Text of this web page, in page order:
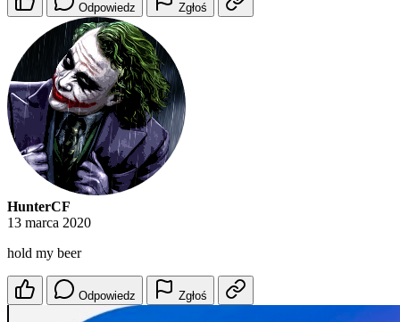
Odpowiedz Zgłoś
HunterCF
13 marca 2020
hold my beer
Odpowiedz Zgłoś